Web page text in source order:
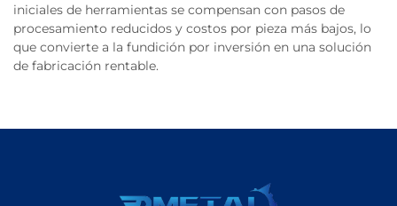
iniciales de herramientas se compensan con pasos de
procesamiento reducidos y costos por pieza más bajos, lo
que convierte a la fundición por inversión en una solución
de fabricación rentable.